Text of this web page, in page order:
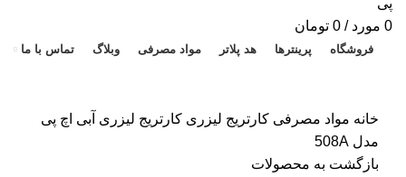
0 مورد /
0 تومان
فروشگاه پرینترها هد پلاتر مواد مصرفی وبلاگ تماس با ما
خانه مواد مصرفی کارتریج لیزری کارتریج لیزری آبی اچ پی
مدل 508A
بازگشت به محصولات